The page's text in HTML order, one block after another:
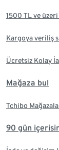
1500 TL ve
Kargoya veriliş
Ücretsiz Kolay
Mağaza bul
Tchibo
90 gün